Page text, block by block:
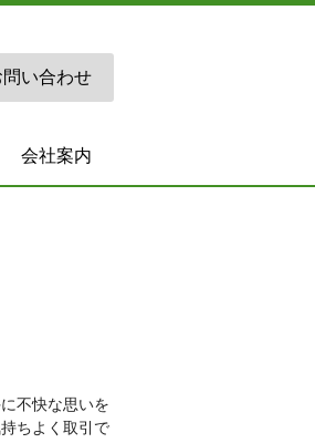
問い合わせ
会社案内
不快な思いを
ちよく取引で